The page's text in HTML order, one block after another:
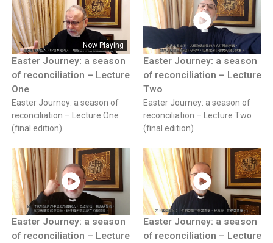
Now Playing
Easter Journey: a season
of reconciliation – Lecture
One
Easter Journey: a season of
reconciliation – Lecture One
(final edition)
Easter Journey: a season
of reconciliation – Lecture
Two
Easter Journey: a season of
reconciliation – Lecture Two
(final edition)
Easter Journey: a season
of reconciliation – Lecture
Easter Journey: a season
of reconciliation – Lecture